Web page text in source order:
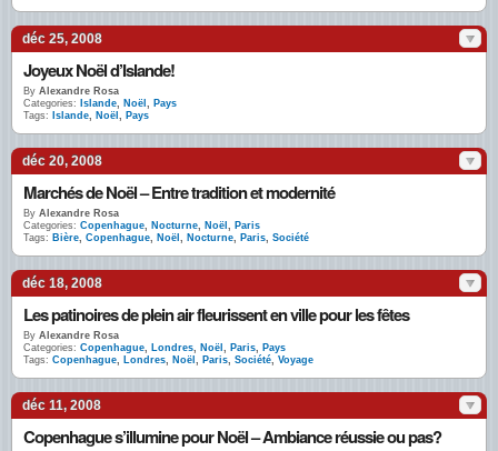
déc 25, 2008
Joyeux Noël d’Islande!
By Alexandre Rosa
Categories:
Islande, Noël , Pays
Tags:
Islande, Noël , Pays
déc 20, 2008
Marchés de Noël – Entre tradition et modernité
By Alexandre Rosa
Categories: Copenhague, Nocturne, Noël , Paris
Tags: Bière, Copenhague, Noël , Nocturne, Paris, Société
déc 18, 2008
Les patinoires de plein air fleurissent en ville pour les fêtes
By Alexandre Rosa
Categories: Copenhague, Londres, Noël , Paris, Pays
Tags: Copenhague, Londres, Noël , Paris, Société, Voyage
déc 11, 2008
Copenhague s’illumine pour Noël – Ambiance réussie ou pas?